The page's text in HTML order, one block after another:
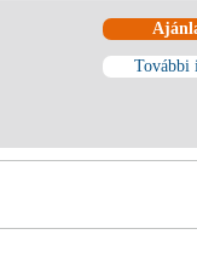
További